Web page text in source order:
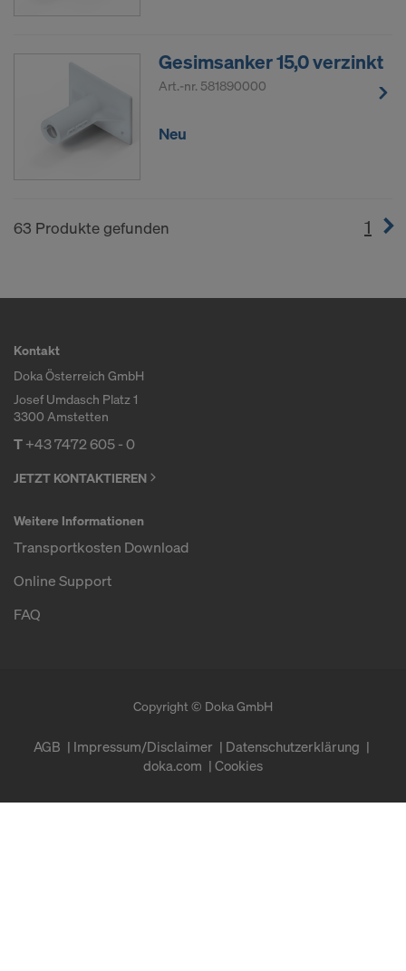
Gesimsanker 15,0 verzinkt
Art.-nr. 581890000
Neu
63 Produkte gefunden 1
Kontakt
Doka Österreich GmbH
Josef Umdasch Platz 1
3300 Amstetten
T+43 7472 605 - 0
JETZT KONTAKTIEREN
Weitere Informationen
Transportkosten Download
Online Support
FAQ
Copyright © Doka GmbH
AGB Impressum/Disclaimer
Datenschutzerklärung
doka.com
Cookies